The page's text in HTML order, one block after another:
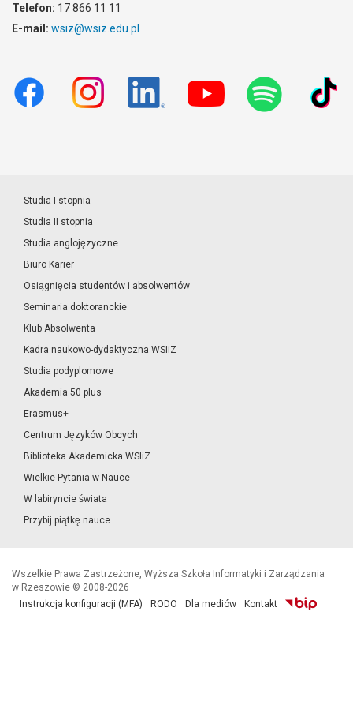
Telefon: 17 866 11 11
E-mail: wsiz@wsiz.edu.pl
Studia I stopnia
Studia II stopnia
Studia anglojęzyczne
Biuro Karier
Osiągnięcia studentów i absolwentów
Seminaria doktoranckie
Klub Absolwenta
Kadra naukowo-dydaktyczna WSIiZ
Studia podyplomowe
Akademia 50 plus
Erasmus+
Centrum Języków Obcych
Biblioteka Akademicka WSIiZ
Wielkie Pytania w Nauce
W labiryncie świata
Przybij piątkę nauce
Wszelkie Prawa Zastrzeżone, Wyższa Szkoła Informatyki i Zarządzania
w Rzeszowie © 2008-2026
Instrukcja konfiguracji (MFA)
RODO Dla mediów Kontakt